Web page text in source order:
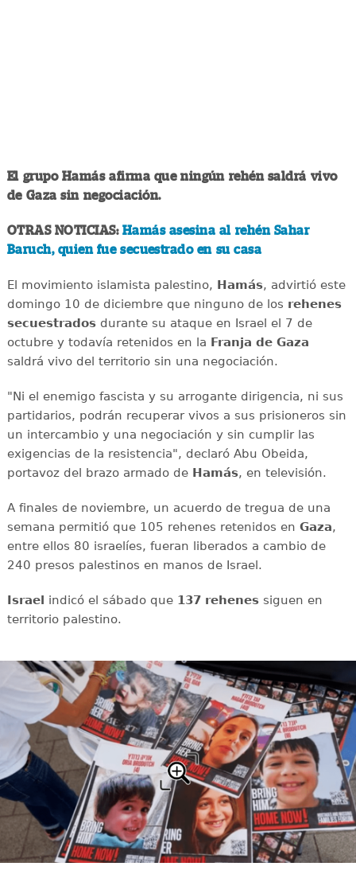
El grupo Hamás afirma que ningún rehén saldrá vivo
de Gaza sin negociación.
OTRAS NOTICIAS: Hamás asesina al rehén Sahar
Baruch, quien fue secuestrado en su casa
El movimiento islamista palestino, Hamás, advirtió este
domingo 10 de diciembre que ninguno de los rehenes
secuestradosdurante su ataque en Israel el 7 de
octubre y todavía retenidos en la Franja de Gaza
saldrá vivo del territorio sin una negociación.
"Ni el enemigo fascista y su arrogante dirigencia, ni sus
partidarios, podrán recuperar vivos a sus prisioneros sin
un intercambio y una negociación y sin cumplir las
exigencias de la resistencia", declaró Abu Obeida,
portavoz del brazo armado de Hamás, en televisión.
A finales de noviembre, un acuerdo de tregua de una
semana permitió que 105 rehenes retenidos en Gaza,
entre ellos 80 israelíes, fueran liberados a cambio de
240 presos palestinos en manos de Israel.
Israel indicó el sábado que 137 rehenessiguen en
territorio palestino.